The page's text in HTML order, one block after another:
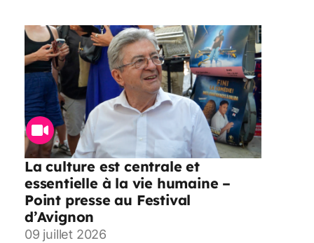
La culture est centrale et
essentielle à la vie humaine –
Point presse au Festival
d’Avignon
09 juillet 2026